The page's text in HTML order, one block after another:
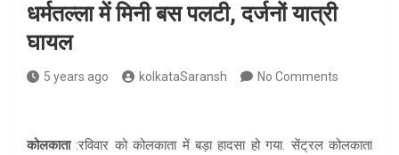
धर्मतल्ला में मिनी बस पलटी, दर्जनों यात्री
घायल
5 years ago kolkataSaransh No Comments
कोलकाता:रविवार को कोलकाता में बड़ा हादसा हो गया. सेंट्रल कोलकाता